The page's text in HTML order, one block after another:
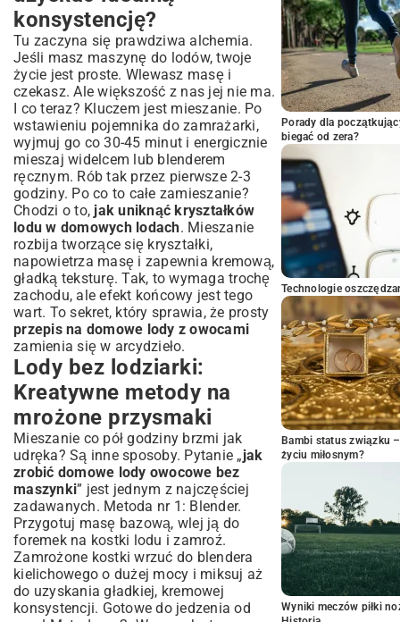
konsystencję?
Tu zaczyna się prawdziwa alchemia.
Jeśli masz maszynę do lodów, twoje
życie jest proste. Wlewasz masę i
czekasz. Ale większość z nas jej nie ma.
I co teraz? Kluczem jest mieszanie. Po
wstawieniu pojemnika do zamrażarki,
wyjmuj go co 30-45 minut i energicznie
mieszaj widelcem lub blenderem
ręcznym. Rób tak przez pierwsze 2-3
godziny. Po co to całe zamieszanie?
Chodzi o to, jak uniknąć kryształków
lodu w domowych lodach. Mieszanie
rozbija tworzące się kryształki,
napowietrza masę i zapewnia kremową,
gładką teksturę. Tak, to wymaga trochę
zachodu, ale efekt końcowy jest tego
wart. To sekret, który sprawia, że prosty
przepis na domowe lody z owocami
zamienia się w arcydzieło.
Lody bez lodziarki:
Kreatywne metody na
mrożone przysmaki
Mieszanie co pół godziny brzmi jak
udręka? Są inne sposoby. Pytanie „jak
zrobić domowe lody owocowe bez
maszynki” jest jednym z najczęściej
zadawanych. Metoda nr 1: Blender.
Przygotuj masę bazową, wlej ją do
foremek na kostki lodu i zamroź.
Zamrożone kostki wrzuć do blendera
kielichowego o dużej mocy i miksuj aż
do uzyskania gładkiej, kremowej
konsystencji. Gotowe do jedzenia od
Porady dla
biegać od zera?
Technologie
Bambi status związku
życiu miłosnym?
Wyniki meczów piłki